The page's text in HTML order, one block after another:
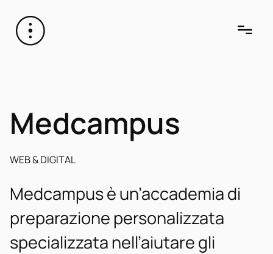
Medcampus
WEB & DIGITAL
Medcampus è un’accademia di
preparazione personalizzata
specializzata nell’aiutare gli